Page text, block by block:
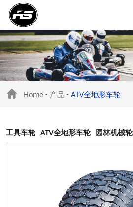
Home - 产品 - ATV全地形车轮
工具车轮 ATV全地形车轮 园林机械轮